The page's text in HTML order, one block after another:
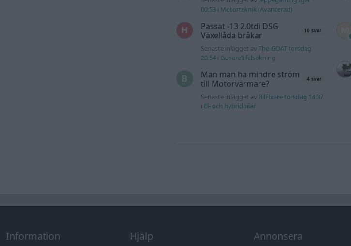
00:53 i Motorteknik (Avancerad)
Passat -13 2.0tdi DSG
Växellåda bråkar
10 svar
Senaste inlägget avThe-GOAT torsdag
20:54 i Generell felsökning
Man man ha mindre ström
till Motorvärmare?
4 svar
Senaste inlägget av BilFixare torsdag 14:37
i El- och hybridbilar
Information Hjälp Annonsera